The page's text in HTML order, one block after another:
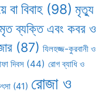
বা বিবাহ (98) মৃত্যু
ব্যক্তি এবং কবর ও
(87) যিলহজ্জ-কুরবানী ও
দিবস (44) রোগ ব্যাধি ও
(41) রোজা ও